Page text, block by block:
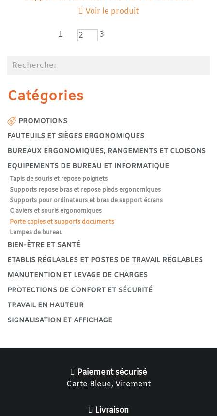
Voir le produit
1 2 3
Catégories
PROMOTIONS
FAUTEUILS ET SIÈGES ERGONOMIQUES
BUREAUX ERGONOMIQUES, RANGEMENTS ET CLOISONS
EQUIPEMENTS DE BUREAU ET INFORMATIQUE
Tapis de souris et repose poignets
Supports repose bras et repose pieds ergonomiques
Supports pour ordinateurs et bras de support écrans
Claviers et souris ergonomiques
Porte copies et supports documents
Lampes de bureau
BIEN-ÊTRE ET SANTÉ
ETABLIS RÉGLABLES ET POSTES DE TRAVAIL RÉGLABLES
MANUTENTION ET LEVAGE DE CHARGES
PROTECTIONS DE CONFORT ET SÉCURITÉ
TRAVAIL EN HAUTEUR
SIGNALISATION ET AFFICHAGE
Paiement sécurisé
Carte Bleue, Virement
Livraison